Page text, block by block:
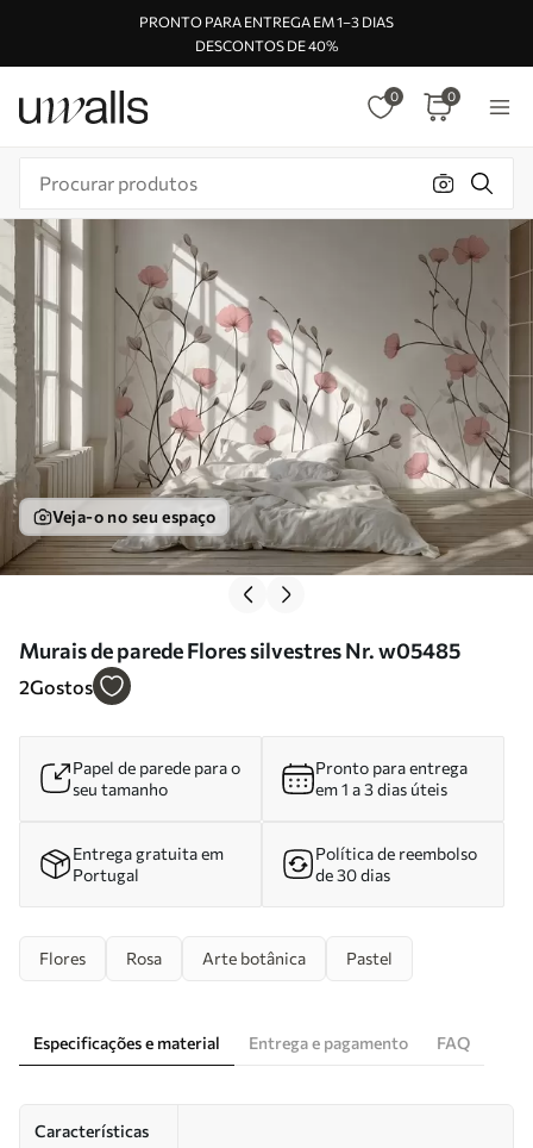
PRONTO PARA ENTREGA EM 1–3 DIAS
DESCONTOS DE 40%
0 0
Veja-o no seu espaço
Murais de parede Flores silvestres Nr. w05485
2Gostos
Papel de parede para o
seu tamanho
Pronto para entrega
em 1 a 3 dias úteis
Entrega gratuita em
Portugal
Política de reembolso
de 30 dias
Flores Rosa Arte botânica Pastel
Especificações e material Entrega e pagamento FAQ
Características